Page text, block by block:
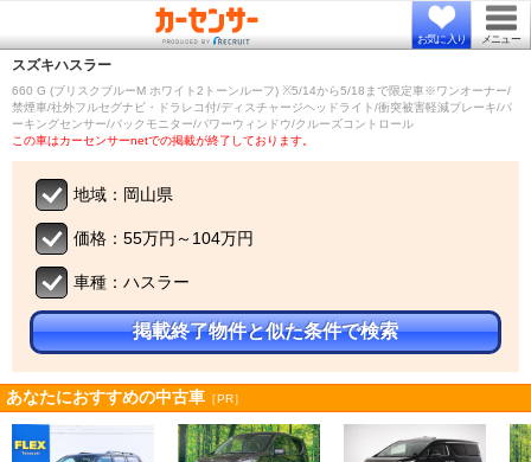
お気に入り メニュー
スズキハスラー
660 G (ブリスクブルーM ホワイト2トーンルーフ) ※5/14から5/18まで限定車※ワンオーナー/
禁煙車/社外フルセグナビ・ドラレコ付/ディスチャージヘッドライト/衝突被害軽減ブレーキ/パ
ーキングセンサー/バックモニター/パワーウィンドウ/クルーズコントロール
この車はカーセンサーnetでの掲載が終了しております。
地域：岡山県
価格：55万円～104万円
車種：ハスラー
掲載終了物件と似た条件で検索
あなたにおすすめの中古車 ［PR］